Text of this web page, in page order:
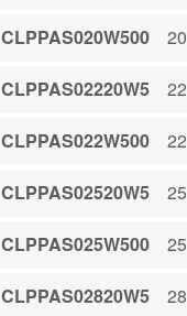
CLPPAS020W500 20
CLPPAS02220W5 22
CLPPAS022W500 22
CLPPAS02520W5 25
CLPPAS025W500 25
CLPPAS02820W5 28